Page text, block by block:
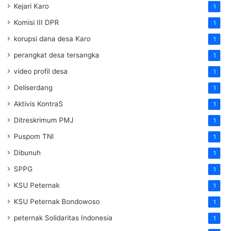
Kejari Karo 1
Komisi III DPR 1
korupsi dana desa Karo 1
perangkat desa tersangka 1
video profil desa 1
Deliserdang 1
Aktivis KontraS 1
Ditreskrimum PMJ 1
Puspom TNI 1
Dibunuh 1
SPPG 1
KSU Peternak 1
KSU Peternak Bondowoso 1
peternak Solidaritas Indonesia 1